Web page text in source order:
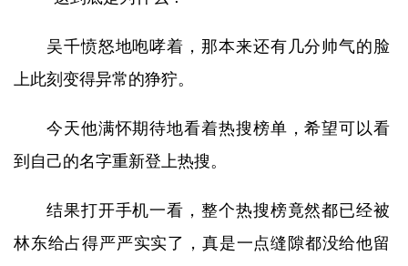
吴千愤怒地咆哮着，那本来还有几分帅气的脸
上此刻变得异常的狰狞。
今天他满怀期待地看着热搜榜单，希望可以看
到自己的名字重新登上热搜。
结果打开手机一看，整个热搜榜竟然都已经被
林东给占得严严实实了，真是一点缝隙都没给他留